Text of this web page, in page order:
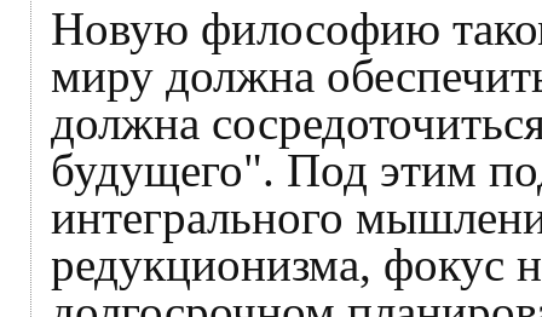
Новую философию
миру должна
должна
будущего". Под этим
интегрального
редукционизма, фокус